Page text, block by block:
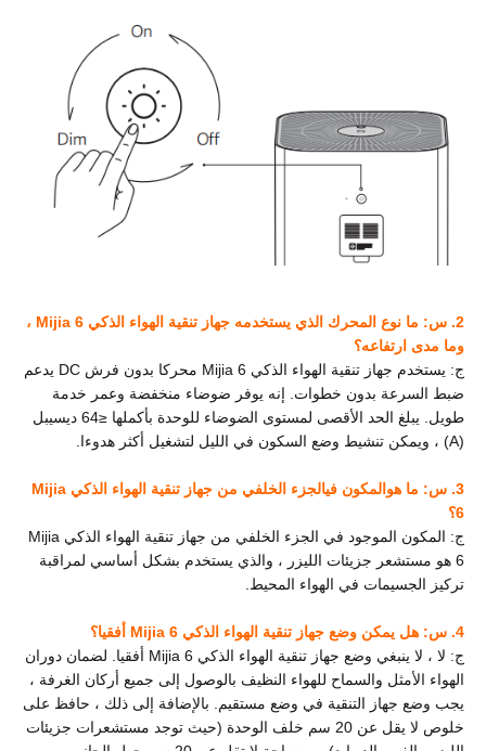
2. س: ما نوع المحرك الذي يستخدمه جهاز تنقية الهواء الذكي Mijia 6 ،
وما مدى ارتفاعه؟
ج: يستخدم جهاز تنقية الهواء الذكي Mijia 6 محركا بدون فرش DC يدعم
ضبط السرعة بدون خطوات. إنه يوفر ضوضاء منخفضة وعمر خدمة
طويل. يبلغ الحد الأقصى لمستوى الضوضاء للوحدة بأكملها ≤64 ديسيبل
(A) ، ويمكن تنشيط وضع السكون في الليل لتشغيل أكثر هدوءا.
3. س: ما هو المكون في
الجزء الخلفي من جهاز تنقية الهواء الذكي Mijia
6؟
ج: المكون الموجود في الجزء الخلفي من جهاز تنقية الهواء الذكي Mijia
6 هو مستشعر جزيئات الليزر ، والذي يستخدم بشكل أساسي لمراقبة
تركيز الجسيمات في الهواء المحيط.
4. س: هل يمكن وضع جهاز تنقية الهواء الذكي Mijia 6 أفقيا؟
ج: لا ، لا ينبغي وضع جهاز تنقية الهواء الذكي Mijia 6 أفقيا. لضمان دوران
الهواء الأمثل والسماح للهواء النظيف بالوصول إلى جميع أركان الغرفة ،
يجب وضع جهاز التنقية في وضع مستقيم. بالإضافة إلى ذلك ، حافظ على
خلوص لا يقل عن 20 سم خلف الوحدة (حيث توجد مستشعرات جزيئات